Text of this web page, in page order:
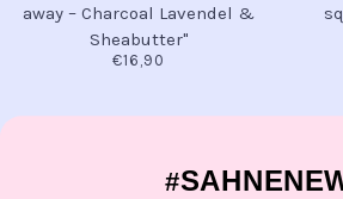
away – Charcoal Lavendel &
Sheabutter"
€16,90
#